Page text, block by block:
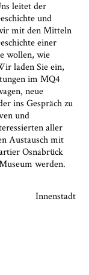
leitet der
und
mit den Mitteln
einer
wollen, wie
laden Sie ein,
im MQ4
neue
ins Gespräch zu
und
aller
Austausch mit
Osnabrück
werden.
Innenstadt